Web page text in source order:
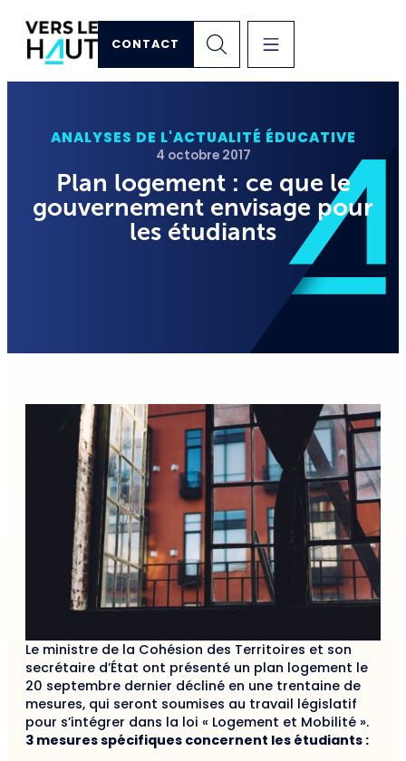
CONTACT
ANALYSES DE L'ACTUALITÉ ÉDUCATIVE
4 octobre 2017
Plan logement : ce que le
gouvernement envisage pour
les étudiants
Le ministre de la Cohésion des Territoires et son
secrétaire d’État ont présenté un plan logement le
20 septembre dernier décliné en une trentaine de
mesures, qui seront soumises au travail législatif
pour s’intégrer dans la loi « Logement et Mobilité ».
3 mesures spécifiques concernent les étudiants :